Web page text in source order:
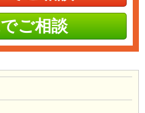
ご相談